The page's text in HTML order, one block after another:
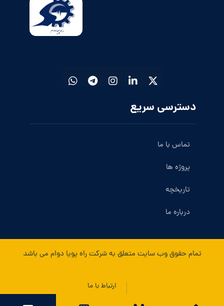
دسترسی سریع
تماس با ما
پروژه ها
تاریخچه
درباره ما
تمام حقوق وب سایت متعلق به شرکت راه پویا دوام می باشد
ارتباط با ما